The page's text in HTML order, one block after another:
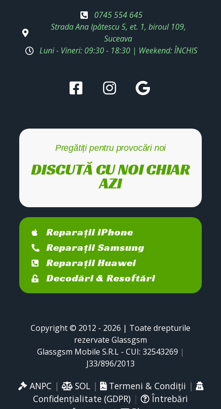
0745 554 645
Strada Ana Ipătescu 5, et. 1, biroul 109,
Suceava
Luni - Vineri: 09:30 - 18:30 | Weekend: ÎNCHIS
Pregătiți pentru provocări noi
DISCUTĂ CU NOI CHIAR
AZI
Reparații iPhone
Reparații Samsung
Reparații Huawei
Decodări & Resoftări
Copyright © 2012 - 2026 | Toate drepturile
rezervate Glassgsm
Glassgsm Mobile S.R.L - CUI: 32543269 |
J33/896/2013
ANPC | SOL| Termeni & Condiții |
Confidențialitate (GDPR) |
Întrebări